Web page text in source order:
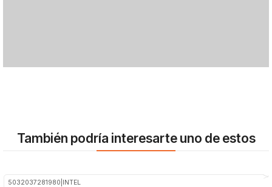
También podría interesarte uno de estos
5032037281980 INTEL